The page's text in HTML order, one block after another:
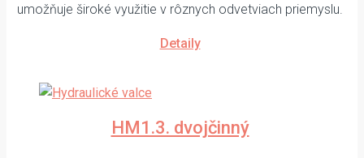
umožňuje široké využitie v rôznych odvetviach priemyslu.
Detaily
HM1.3. dvojčinný